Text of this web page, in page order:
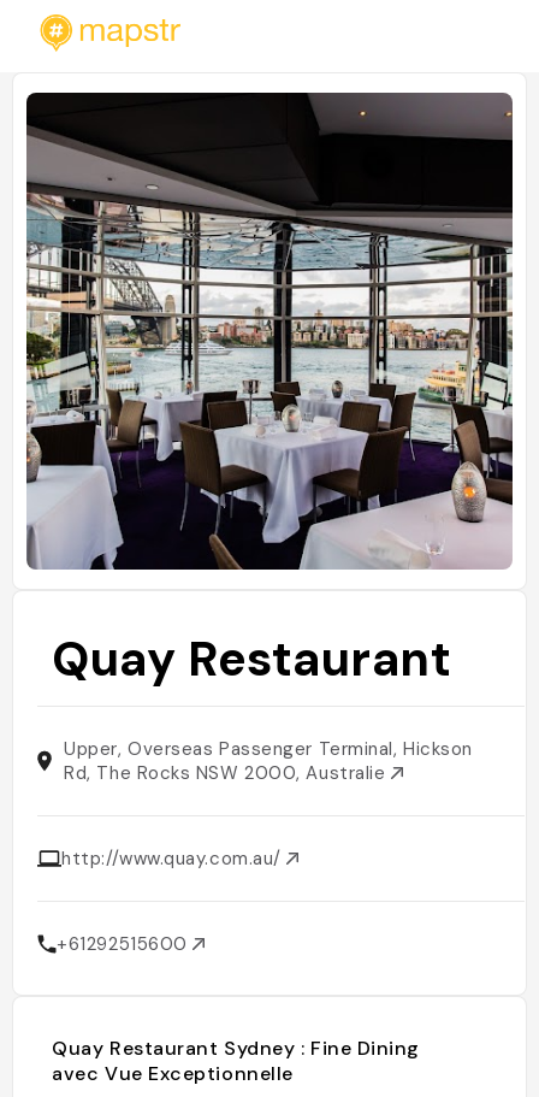
Quay Restaurant
Upper, Overseas Passenger Terminal, Hickson
Rd, The Rocks NSW 2000, Australie
http://www.quay.com.au/
+61292515600
Quay Restaurant Sydney : Fine Dining
avec Vue Exceptionnelle